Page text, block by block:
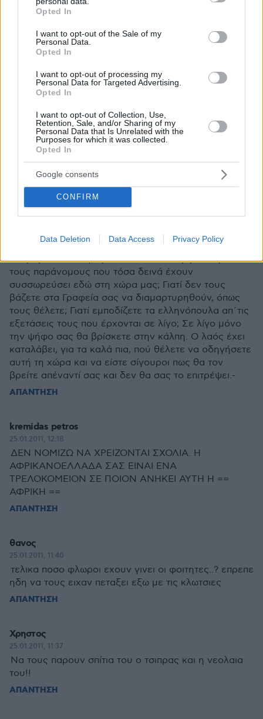
grant or deny consent to Google and its third-party tags to
use your data for below specified purposes in below Google
consent section.
Opted In
I want to opt-out of the Sale of my
Personal Data.
Opted In
I want to opt-out of processing my
Personal Data for Targeted Advertising.
Opted In
I want to opt-out of Collection, Use,
Retention, Sale, and/or Sharing of my
Personal Data that Is Unrelated with the
Purposes for which it was collected.
Opted In
Google consents
CONFIRM
Data Deletion Data Access Privacy Policy
03.08.2026, 10:56
29.07.2026, 09:39
ΣΧΟΛΙΑ(14)
ΠΡΟΣΘΗΚΗ ΣΧΟΛΙΟΥ
25.01.2011, 12:33
Ωραία ακούγεται ότι οι ΄Ελληνες πασχίζουν για τα
ανθρώπινα διακαιώματα. Αλλά, ρε φίλοι αριστεροί,
τόσα χρόνια με τις καταλήψεις σας από ΄Ελληνες
φοιτητές δε χορτάσατε αναρχία και ασυδοσία;
Βάλατε τώρα να κλείσουν τη Σχολή μας και οι
λαθρομετανάστες; προσπαθείτε να νομιμοποιήσετε
τους παράνομους που τόσα δεινά έχουν
συσσωρεύσει εδώ στη χώρα μας; Γιατί δεν τους
βάζετε στα Γραφεία σας να διαμαρτυρηθούν, όπως
τους θέλετε; Γιατί εμποδίζετε τα ελληνόπουλα απ΄τις
εξετάσεις τους που έρχονται σε λίγο; Σε λίγο μόνο
την ψήφο σας θα βρίσκετε στην κάλπη. Ο λαός έχει
καταλάβει, για τα καλά πια, πού θέλετε να οδηγήσετε
αυτή τη χώρα και να είστε σίγουροι πως θα τον
βρείτε απέναντί σας και δεν θα σας το επιτρέψει.-
ΑΠΑΝΤΗΣΗ
kremidas petros
25.01.2011, 12:18
ΔΕΝ ΝΟΜΙΖΩ ΝΑ ΧΡΕΙΖΟΝΤΑΙ ΣΧΟΛΙΑ. Η
ΑΦΡΙΚΑΝΟΕΛΛΑΔΑ ΣΑΣ ΕΙΝΑΙ ΕΝΑ
ΤΡΕΛΟΚΟΜΕΙΟΝ ΣΕ ΠΟΙΟΝ ΑΝΗΚΕΙ ΑΥΤΗ Η ==
ΑΦΡΙΚΗ ==
ΑΠΑΝΤΗΣΗ
θανος
25.01.2011, 11:40
τελικα ποσο φλωροι εχουν γινει οι φοιτητες..? επρεπε
ηδη να τους ειχαν πεταξει εξω με τις κλωτσιες
ΑΠΑΝΤΗΣΗ
Χρηστος
25.01.2011, 11:37
Να τους παρουν σπίτια του ο τσιπρας και η νεολαια
του!!
ΑΠΑΝΤΗΣΗ